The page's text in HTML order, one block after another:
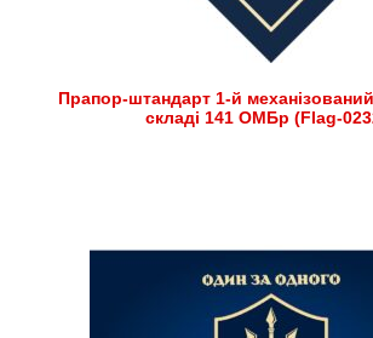
Прапор-штандарт 1-й
складі 141 ОМБр (Flag-